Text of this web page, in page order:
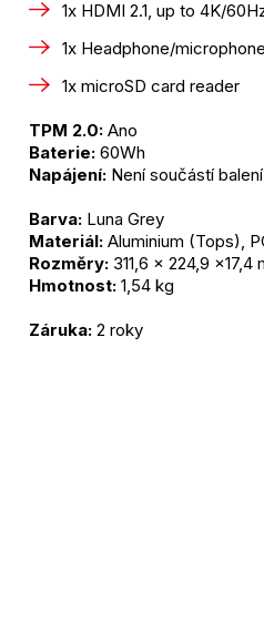
1x HDMI 2.1, up to 4K/
1x Headphone/
1x microSD card reader
TPM 2.0: Ano
Baterie: 60Wh
Napájení: Není součástí balení
Barva: Luna Grey
Materiál: Aluminium (Tops),
Rozměry: 311,6 x 224,9 x17,4
Hmotnost: 1,54 kg
Záruka: 2 roky